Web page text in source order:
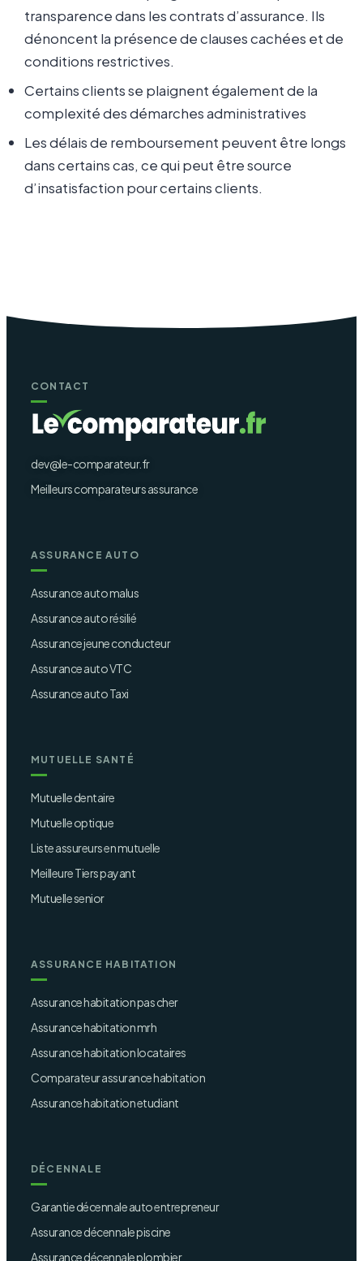
transparence dans les contrats d’assurance. Ils
dénoncent la présence de clauses cachées et de
conditions restrictives.
Certains clients se plaignent également de la
complexité des démarches administratives
Les délais de remboursement peuvent être longs
dans certains cas, ce qui peut être source
d’insatisfaction pour certains clients.
CONTACT
dev@le-comparateur.fr
Meilleurs comparateurs assurance
ASSURANCE AUTO
Assurance auto malus
Assurance auto résilié
Assurance jeune conducteur
Assurance auto VTC
Assurance auto Taxi
MUTUELLE SANTÉ
Mutuelle dentaire
Mutuelle optique
Liste assureurs en mutuelle
Meilleure Tiers payant
Mutuelle senior
ASSURANCE HABITATION
Assurance habitation pas cher
Assurance habitation mrh
Assurance habitation locataires
Comparateur assurance habitation
Assurance habitation etudiant
DÉCENNALE
Garantie décennale auto entrepreneur
Assurance décennale piscine
Assurance décennale plombier